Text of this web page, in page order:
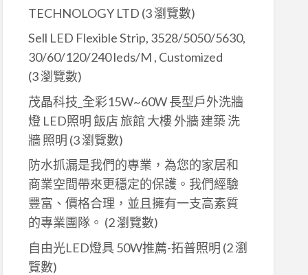
TECHNOLOGY LTD (3 瀏覽數)
Sell LED Flexible Strip, 3528/5050/5630,
30/60/120/240 leds/M , Customized
(3 瀏覽數)
茂晶科技_全彩15W~60W 長型戶外洗牆
燈 LED照明 飯店 旅館 大樓 外牆 建築 洗
牆 照明 (3 瀏覽數)
防水抓漏是我們的專業，為您的家居和
商業空間帶來更穩定的保護。我們經驗
豐富、價格合理，並且擁有一支高素質
的專業團隊。 (2 瀏覽數)
自由光LED燈具 50W推薦-拓普照明 (2 瀏
覽數)